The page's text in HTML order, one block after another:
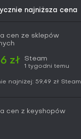
najniższa cena
cen ze sklepów
zł Steam
1 tygodni temu
najniżej: 59,49 zł Steam
cen z keyshopów